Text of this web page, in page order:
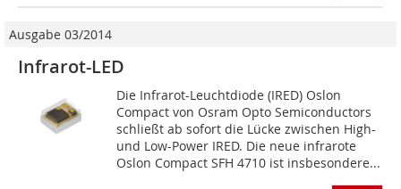
Ausgabe 03/2014
Infrarot-LED
Die Infrarot-Leuchtdiode (IRED) Oslon
Compact von Osram Opto Semiconductors
schließt ab sofort die Lücke zwischen High-
und Low-Power IRED. Die neue infrarote
Oslon Compact SFH 4710 ist insbesondere...